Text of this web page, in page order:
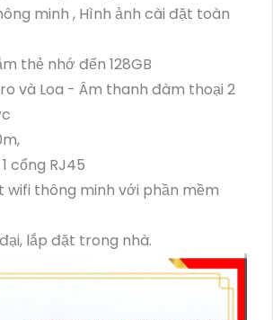
minh , Hình ảnh cài đặt toàn
thẻ nhớ đến 128GB
và Loa - Âm thanh đàm thoại 2
cổng RJ45
wifi thông minh với phần mềm
lắp đặt trong nhà.